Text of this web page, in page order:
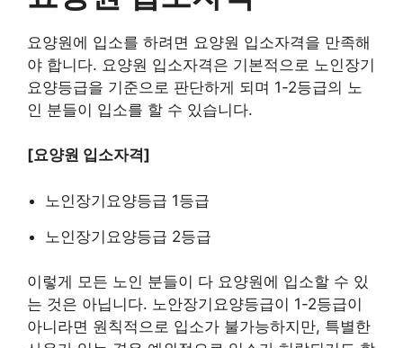
요양원에 입소를 하려면 요양원 입소자격을 만족해
야 합니다. 요양원 입소자격은 기본적으로 노인장기
요양등급을 기준으로 판단하게 되며 1-2등급의 노
인 분들이 입소를 할 수 있습니다.
[요양원 입소자격]
노인장기요양등급 1등급
노인장기요양등급 2등급
이렇게 모든 노인 분들이 다 요양원에 입소할 수 있
는 것은 아닙니다. 노안장기요양등급이 1-2등급이
아니라면 원칙적으로 입소가 불가능하지만, 특별한